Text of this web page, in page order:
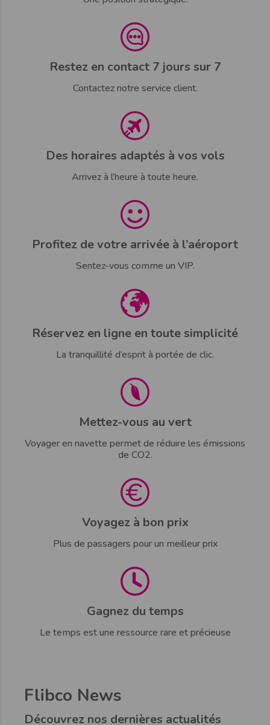
Restez en contact 7 jours sur 7
Contactez notre service client.
Des horaires adaptés à vos vols
Arrivez à l’heure à toute heure.
Profitez de votre arrivée à l’aéroport
Sentez-vous comme un VIP.
Réservez en ligne en toute simplicité
La tranquillité d’esprit à portée de clic.
Mettez-vous au vert
Voyager en navette permet de réduire les émissions
de CO2.
Voyagez à bon prix
Plus de passagers pour un meilleur prix
Gagnez du temps
Le temps est une ressource rare et précieuse
Flibco News
Découvrez nos dernières actualités